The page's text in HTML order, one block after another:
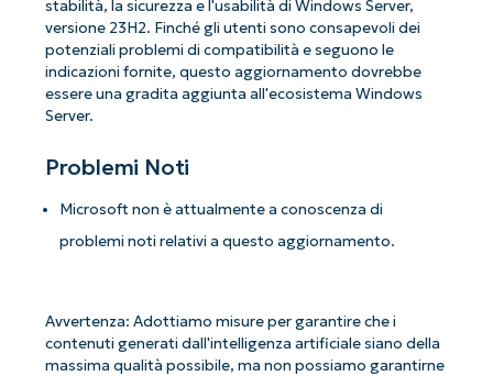
stabilità, la sicurezza e l'usabilità di Windows Server,
versione 23H2. Finché gli utenti sono consapevoli dei
potenziali problemi di compatibilità e seguono le
indicazioni fornite, questo aggiornamento dovrebbe
essere una gradita aggiunta all'ecosistema Windows
Server.
Problemi Noti
Microsoft non è attualmente a conoscenza di
problemi noti relativi a questo aggiornamento.
Avvertenza: Adottiamo misure per garantire che i
contenuti generati dall'intelligenza artificiale siano della
massima qualità possibile, ma non possiamo garantirne
Iniziate con le analisi KB guidate
accesso completo a tutte le funzionalità.
First
and
last